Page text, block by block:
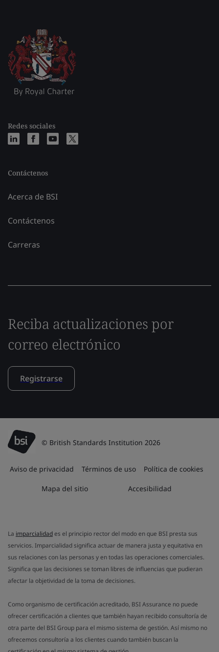
Redes sociales
Contáctenos
Acerca de BSI
Contáctenos
Carreras
Reciba actualizaciones por
correo electrónico
Registrarse
© British Standards Institution 2026
Aviso de privacidad Términos de uso Política de cookies
Mapa del sitio Accesibilidad
La imparcialidades el principio rector del modo en que BSI presta sus
servicios. Imparcialidad significa actuar de manera justa y equitativa en
sus relaciones con las personas y en todas las operaciones comerciales.
Significa que las decisiones se toman libres de influencias que pudieran
afectar la objetividad de la toma de decisiones.
Como organismo de certificación acreditado, BSI Assurance no puede
ofrecer certificación a clientes que también hayan recibido consultoría de
otra parte del BSI Group para el mismo sistema de gestión. Así mismo no
ofrecemos consultoría a los clientes cuando también buscan la